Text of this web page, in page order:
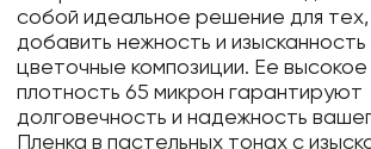
собой идеальное решение для
добавить нежность и изысканность
цветочные композиции. Ее высокое
плотность 65 микрон гарантируют
долговечность и надежность
Пленка в пастельных тонах с